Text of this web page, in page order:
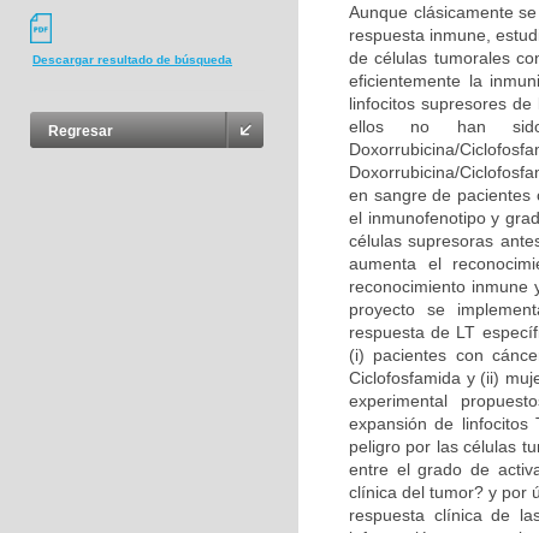
Descargar resultado de búsqueda
Regresar
Aunque clásicamente
respuesta inmune,
de células tumorales
eficientemente la
linfocitos supresores
ellos no han
Doxorrubicina/
Doxorrubicina/
en sangre de pacientes
el inmunofenotipo y
células supresoras
aumenta el
reconocimiento
proyecto se
respuesta de LT
(i) pacientes con
Ciclofosfamida y (ii)
experimental
expansión de
peligro por las células
entre el grado de
clínica del tumor? y por
respuesta clínica de